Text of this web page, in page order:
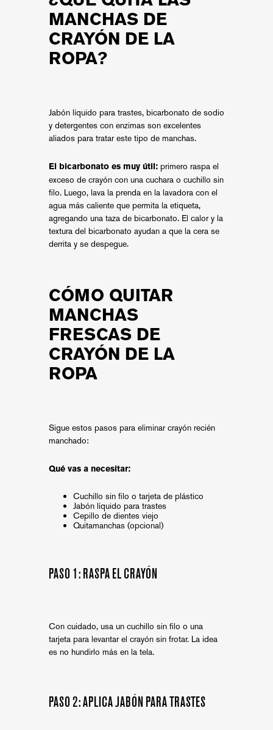
MANCHAS DE
CRAYÓN DE LA
ROPA?
Jabón líquido para trastes, bicarbonato de sodio
y detergentes con enzimas son excelentes
aliados para tratar este tipo de manchas.
El bicarbonato es muy útil: primero raspa el
exceso de crayón con una cuchara o cuchillo sin
filo. Luego, lava la prenda en la lavadora con el
agua más caliente que permita la etiqueta,
agregando una taza de bicarbonato. El calor y la
textura del bicarbonato ayudan a que la cera se
derrita y se despegue.
CÓMO QUITAR
MANCHAS
FRESCAS DE
CRAYÓN DE LA
ROPA
Sigue estos pasos para eliminar crayón recién
manchado:
Qué vas a necesitar:
Cuchillo sin filo o tarjeta de plástico
Jabón líquido para trastes
Cepillo de dientes viejo
Quitamanchas (opcional)
PASO 1: RASPA EL CRAYÓN
Con cuidado, usa un cuchillo sin filo o una
tarjeta para levantar el crayón sin frotar. La idea
es no hundirlo más en la tela.
PASO 2: APLICA JABÓN PARA TRASTES